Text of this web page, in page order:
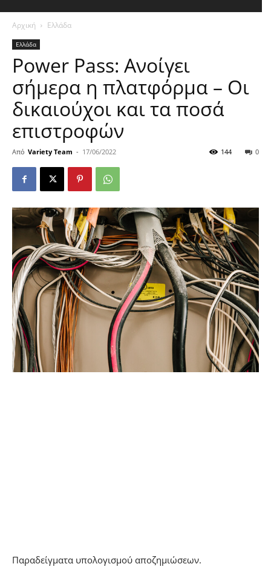
Αρχική Ελλάδα
Ελλάδα
Power Pass: Ανοίγει
σήμερα η πλατφόρμα – Οι
δικαιούχοι και τα ποσά
επιστροφών
Από Variety Team - 17/06/2022 0
144
Παραδείγματα υπολογισμού αποζημιώσεων.